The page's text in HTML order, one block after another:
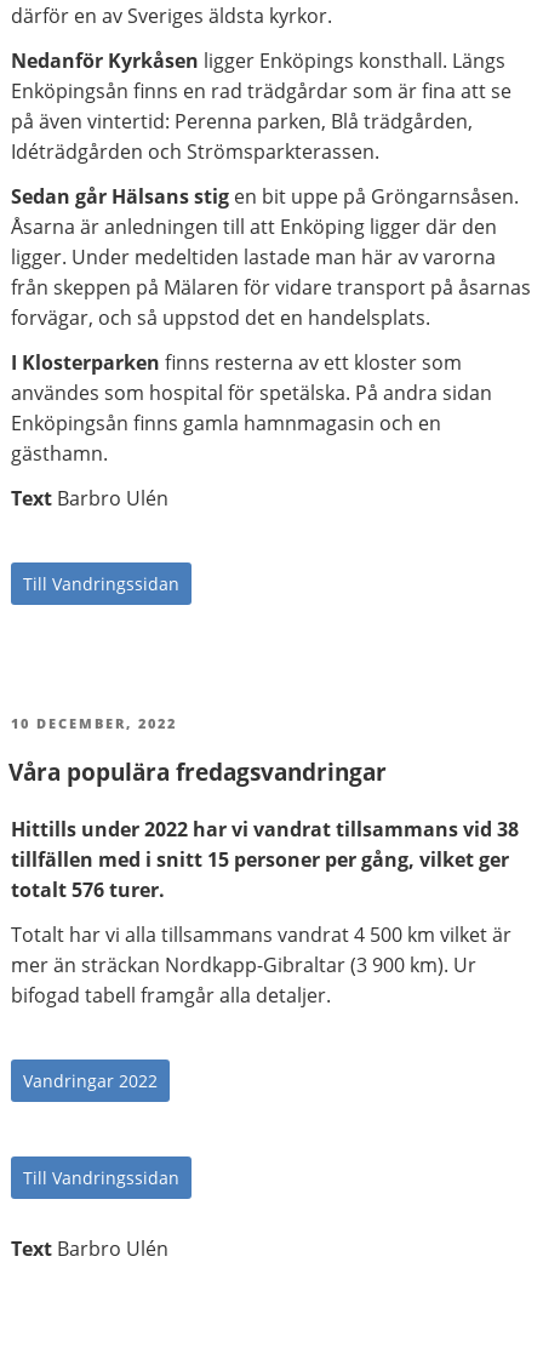
därför en av Sveriges äldsta kyrkor.
Nedanför Kyrkåsen ligger Enköpings konsthall. Längs
Enköpingsån finns en rad trädgårdar som är fina att se
på även vintertid: Perenna parken, Blå trädgården,
Idéträdgården och Strömsparkterassen.
Sedan går Hälsans stigen bit uppe på Gröngarnsåsen.
Åsarna är anledningen till att Enköping ligger där den
ligger. Under medeltiden lastade man här av varorna
från skeppen på Mälaren för vidare transport på åsarnas
forvägar, och så uppstod det en handelsplats.
I Klosterparken finns resterna av ett kloster som
användes som hospital för spetälska. På andra sidan
Enköpingsån finns gamla hamnmagasin och en
gästhamn.
Text Barbro Ulén
Till Vandringssidan
PUBLICERAT
10 DECEMBER, 2022
Våra populära fredagsvandringar
Hittills under 2022 har vi vandrat tillsammans vid 38
tillfällen med i snitt 15 personer per gång, vilket ger
totalt 576 turer.
Totalt har vi alla tillsammans vandrat 4 500 km vilket är
mer än sträckan Nordkapp-Gibraltar (3 900 km). Ur
bifogad tabell framgår alla detaljer.
Vandringar 2022
Till Vandringssidan
Text Barbro Ulén